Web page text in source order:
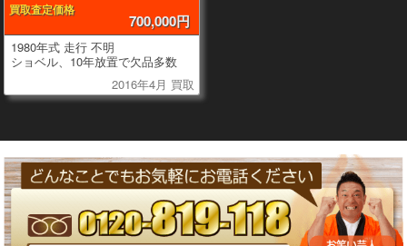
買取査定価格
700,000円
1980年式 走行 不明
ショベル、10年放置で欠品多数
2016年4月 買取